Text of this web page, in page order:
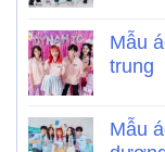
Mẫu
trung
Mẫu